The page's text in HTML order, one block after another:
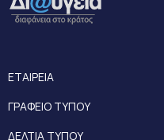
ΕΤΑΙΡΕΙΑ
ΓΡΑΦΕΙΟ ΤΥΠΟΥ
ΔΕΛΤΙΑ ΤΥΠΟΥ